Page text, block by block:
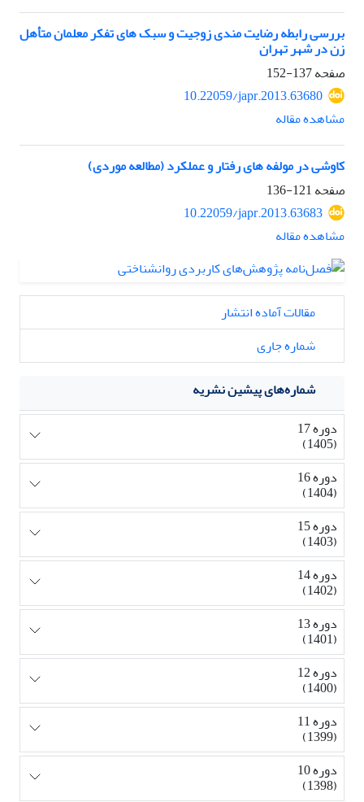
بررسی رابطه رضایت مندی زوجیت و سبک های تفکر معلمان متأهل
زن در شهر تهران
صفحه137-152
10.22059/japr.2013.63680
مشاهده مقاله
کاوشی در مولفه های رفتار و عملکرد (مطالعه موردی)
صفحه121-136
10.22059/japr.2013.63683
مشاهده مقاله
مقالات آماده انتشار
شماره جاری
شماره‌های پیشین نشریه
دوره 17
(1405)
دوره 16
(1404)
دوره 15
(1403)
دوره 14
(1402)
دوره 13
(1401)
دوره 12
(1400)
دوره 11
(1399)
دوره 10
(1398)